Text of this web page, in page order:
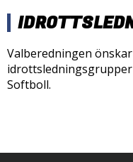
Valberedningen
Softboll.